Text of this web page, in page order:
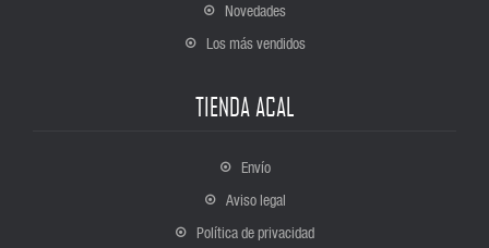
Novedades
Los más vendidos
TIENDA ACAL
Envío
Aviso legal
Política de privacidad